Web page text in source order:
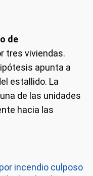
de
tres viviendas.
apunta a
estallido. La
de las unidades
hacia las
incendio culposo